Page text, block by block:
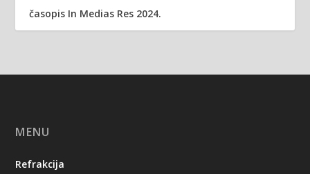
časopis In Medias Res 2024.
MENU
Refrakcija